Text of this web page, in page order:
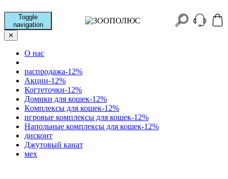
Toggle
navigation
✕
О нас
распродажа-12%
Акции-12%
Когтеточки-12%
Домики для кошек-12%
Кoмплексы для кошек-12%
игровые комплексы для кошек-12%
Напольные комплексы для кошек-12%
дисконт
Джутовый канат
мех